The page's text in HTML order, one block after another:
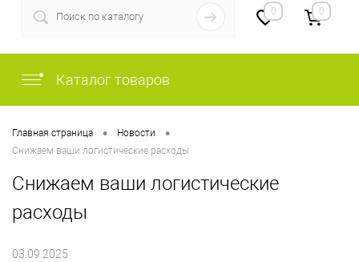
0 0
Каталог товаров
Главная страница • Новости •
Снижаем ваши логистические расходы
Снижаем ваши логистические
расходы
03.09.2025